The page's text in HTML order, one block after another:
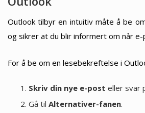
Outlook tilbyr en intuitiv måte å be
og sikrer at du blir informert om når
For å be om en lesebekreftelse i
Skriv din nye e-post eller svar
Gå til Alternativer-fanen.